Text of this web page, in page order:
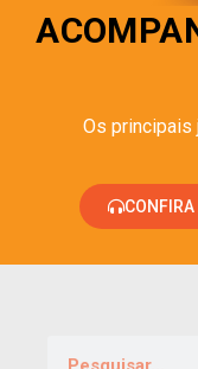
Os principais
CONFIRA